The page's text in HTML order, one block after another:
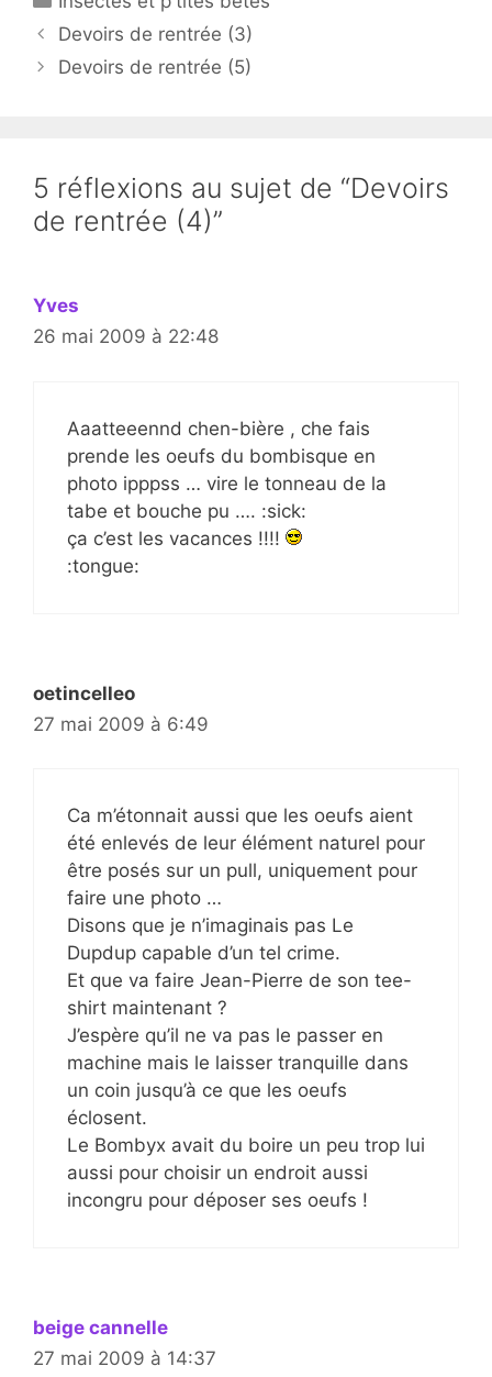
Devoirs de rentrée (3)
Devoirs de rentrée (5)
5 réflexions au sujet de “Devoirs
de rentrée (4)”
Yves
26 mai 2009 à 22:48
Aaatteeennd chen-bière , che fais
prende les oeufs du bombisque en
photo ipppss … vire le tonneau de la
tabe et bouche pu …. :sick:
ça c’est les vacances !!!!
:tongue:
oetincelleo
27 mai 2009 à 6:49
Ca m’étonnait aussi que les oeufs aient
été enlevés de leur élément naturel pour
être posés sur un pull, uniquement pour
faire une photo …
Disons que je n’imaginais pas Le
Dupdup capable d’un tel crime.
Et que va faire Jean-Pierre de son tee-
shirt maintenant ?
J’espère qu’il ne va pas le passer en
machine mais le laisser tranquille dans
un coin jusqu’à ce que les oeufs
éclosent.
Le Bombyx avait du boire un peu trop lui
aussi pour choisir un endroit aussi
incongru pour déposer ses oeufs !
beige cannelle
27 mai 2009 à 14:37